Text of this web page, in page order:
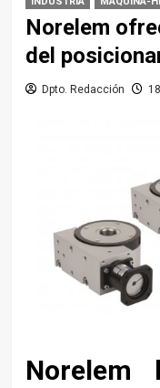
Norelem
del
Dpto. Redacción
Norelem